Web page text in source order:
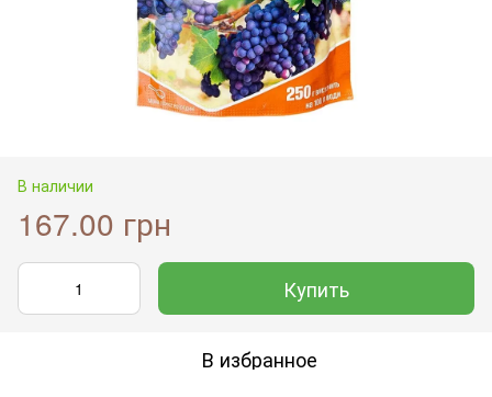
В наличии
167.00 грн
Купить
В избранное